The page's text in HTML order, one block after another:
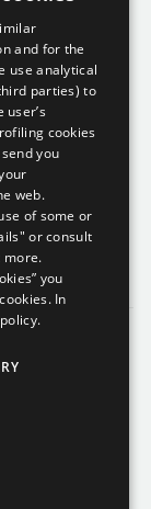
Religion &
Feierlichkeiten
Software
Spielzeuge &
Spiele
Sportartikel
& Konditionen
and for the
use analytical
parties) to
cookies
you
web.
of some or
or consult
more.
you
In